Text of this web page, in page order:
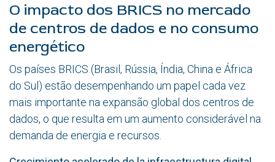
O impacto dos BRICS no mercado
de centros de dados e no consumo
energético
Os países BRICS (Brasil, Rússia, Índia, China e África
do Sul) estão desempenhando um papel cada vez
mais importante na expansão global dos centros de
dados, o que resulta em um aumento considerável na
demanda de energia e recursos.